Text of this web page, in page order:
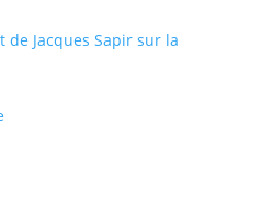
de Jacques Sapir sur la